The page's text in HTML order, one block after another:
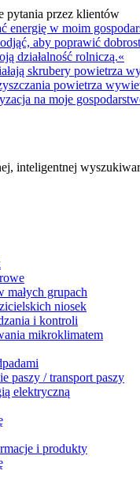
pytania przez klientów
energię w moim
aby poprawić
działalność rolniczą.«
skrubery powietrza
powietrza
na moje
inteligentnej
małych grupach
niosek
i kontroli
mikroklimatem
paszy / transport paszy
elektryczną
i produkty